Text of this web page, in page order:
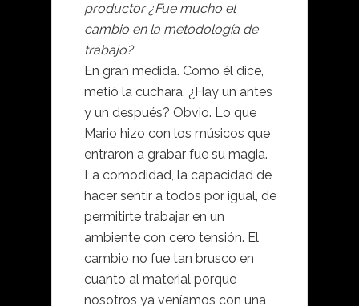
productor ¿Fue mucho el
cambio en la metodología de
trabajo?
En gran medida. Como él dice,
metió la cuchara. ¿Hay un antes
y un después? Obvio. Lo que
Mario hizo con los músicos que
entraron a grabar fue su magia.
La comodidad, la capacidad de
hacer sentir a todos por igual, de
permitirte trabajar en un
ambiente con cero tensión. El
cambio no fue tan brusco en
cuanto al material porque
nosotros ya veníamos con una